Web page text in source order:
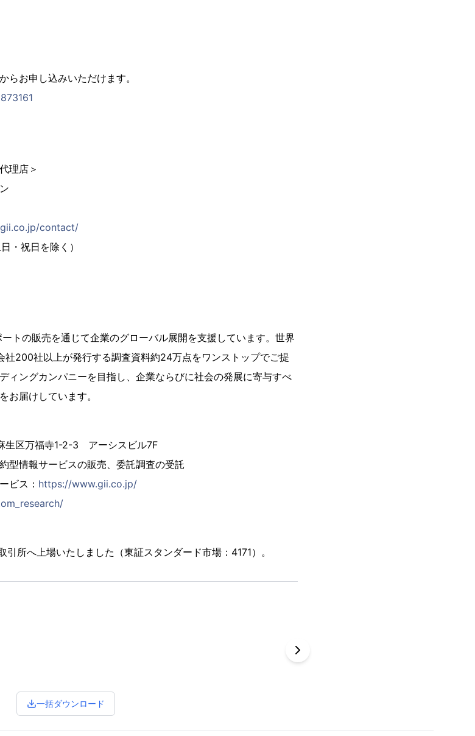
らお申し込みいただけます。
理店＞
contact/
・祝日を除く）
トの販売を通じて企業のグローバル展開を支援しています。世界
社200社以上が発行する調査資料約24万点をワンストップでご提
ィングカンパニーを目指し、企業ならびに社会の発展に寄与すべ
お届けしています。
区万福寺1-2-3 アーシスビル7F
型情報サービスの販売、委託調査の受託
ビス： https://www.gii.co.jp/
所へ上場いたしました（東証スタンダード市場：4171）。
一括ダウンロード